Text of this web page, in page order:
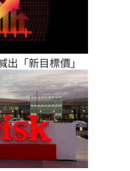
「新目標價」